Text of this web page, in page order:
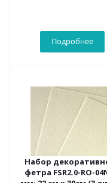
Подробнее
Набор
фетра FSR2.0-RO-